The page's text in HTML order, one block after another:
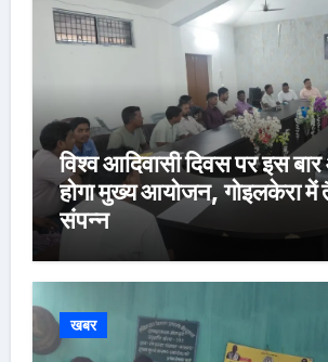
विश्व आदिवासी दिवस पर इस
होगा मुख्य आयोजन, गोइलकेरा में
संपन्न
खबर